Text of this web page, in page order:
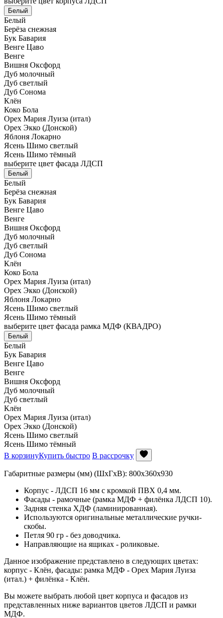
Белый
Белый
Берёза снежная
Бук Бавария
Венге Цаво
Венге
Вишня Оксфорд
Дуб молочный
Дуб светлый
Дуб Сонома
Клён
Коко Бола
Орех Мария Луиза (итал)
Орех Экко (Донской)
Яблоня Локарно
Ясень Шимо светлый
Ясень Шимо тёмный
выберите цвет фасада ЛДСП
Белый
Белый
Берёза снежная
Бук Бавария
Венге Цаво
Венге
Вишня Оксфорд
Дуб молочный
Дуб светлый
Дуб Сонома
Клён
Коко Бола
Орех Мария Луиза (итал)
Орех Экко (Донской)
Яблоня Локарно
Ясень Шимо светлый
Ясень Шимо тёмный
выберите цвет фасада рамка МДФ (КВАДРО)
Белый
Белый
Бук Бавария
Венге Цаво
Венге
Вишня Оксфорд
Дуб молочный
Дуб светлый
Клён
Орех Мария Луиза (итал)
Орех Экко (Донской)
Ясень Шимо светлый
Ясень Шимо тёмный
В корзинуКупить быстро В рассрочку
Габаритные размеры (мм) (ШхГхВ): 800х360х930
Корпус - ЛДСП 16 мм с кромкой ПВХ 0,4 мм.
Фасады - рамочные (рамка МДФ + филёнка ЛДСП 10).
Задняя стенка ХДФ (ламинированная).
Используются оригинальные металлические ручки-
скобы.
Петля 90 гр - без доводчика.
Направляющие на ящиках - роликовые.
Данное изображение представлено в следующих цветах:
корпус - Клён, фасады: рамка МДФ - Орех Мария Луиза
(итал.) + филёнка - Клён.
Вы можете выбрать любой цвет корпуса и фасадов из
представленных ниже вариантов цветов ЛДСП и рамки
МДФ.